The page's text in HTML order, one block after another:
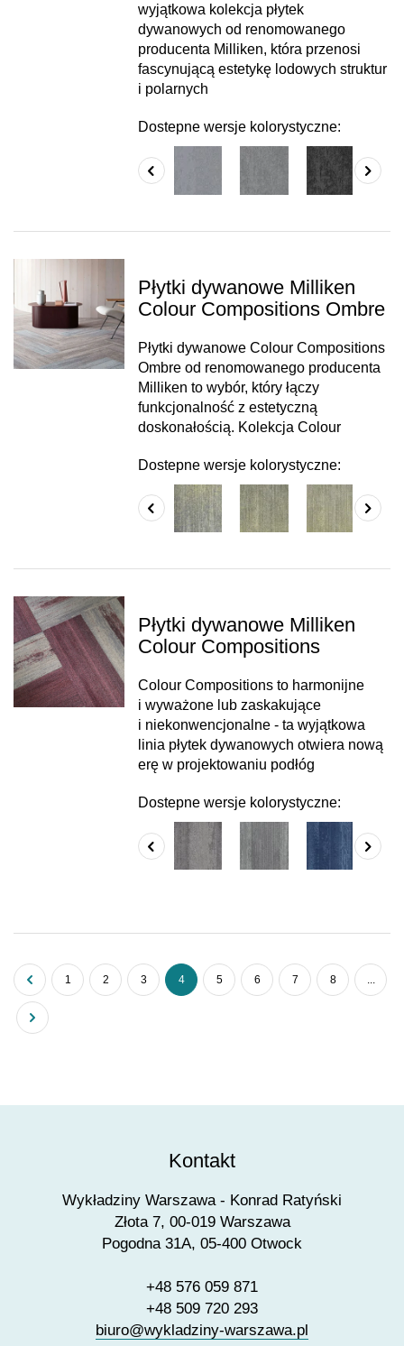
wyjątkowa kolekcja płytek
dywanowych od renomowanego
producenta Milliken, która przenosi
fascynującą estetykę lodowych struktur
i polarnych
Dostepne wersje kolorystyczne:
Płytki dywanowe Milliken
Colour Compositions Ombre
Płytki dywanowe Colour Compositions
Ombre od renomowanego producenta
Milliken to wybór, który łączy
funkcjonalność z estetyczną
doskonałością. Kolekcja Colour
Dostepne wersje kolorystyczne:
Płytki dywanowe Milliken
Colour Compositions
Colour Compositions to harmonijne
i wyważone lub zaskakujące
i niekonwencjonalne - ta wyjątkowa
linia płytek dywanowych otwiera nową
erę w projektowaniu podłóg
Dostepne wersje kolorystyczne:
1 2 3 4 5 6 7 8 ...
Kontakt
Wykładziny Warszawa - Konrad Ratyński
Złota 7, 00-019 Warszawa
Pogodna 31A, 05-400 Otwock
+48 576 059 871
+48 509 720 293
biuro@wykladziny-warszawa.pl